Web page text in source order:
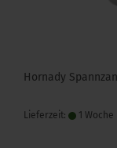
Hornady
Lieferzeit: 1